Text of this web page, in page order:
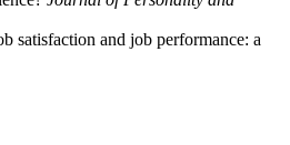
satisfaction and job performance: a